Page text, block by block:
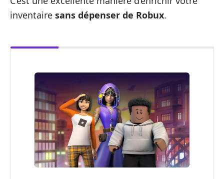
inventaire sans dépenser de Robux.